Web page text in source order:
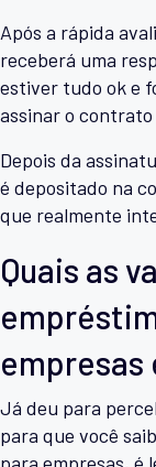
Após a rápida
receberá uma
estiver tudo ok e
assinar o contrato
Depois da
é depositado na
que realmente
Quais as
empresas
Já deu para
para que você
para empresas, é